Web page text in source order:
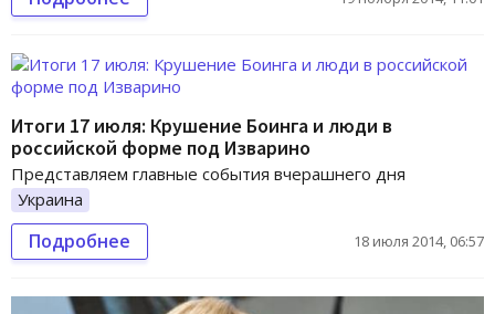
Итоги 17 июля: Крушение Боинга и люди в
российской форме под Изварино
Представляем главные события вчерашнего дня
Украина
Подробнее 18 июля 2014, 06:57